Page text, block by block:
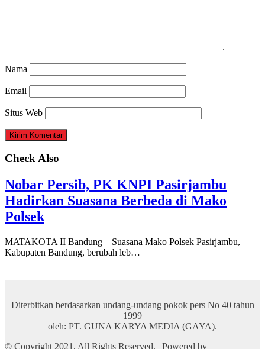
Nama
Email
Situs Web
Check Also
Nobar Persib, PK KNPI Pasirjambu
Hadirkan Suasana Berbeda di Mako
Polsek
MATAKOTA II Bandung – Suasana Mako Polsek Pasirjambu,
Kabupaten Bandung, berubah leb…
Diterbitkan berdasarkan undang-undang pokok pers No 40 tahun
1999
oleh: PT. GUNA KARYA MEDIA (GAYA).
© Copyright 2021, All Rights Reserved. | Powered by